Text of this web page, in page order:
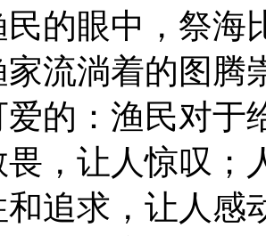
的眼中，祭海
流淌着的图腾
的：渔民对于
畏，让人惊叹；
和追求，让人感